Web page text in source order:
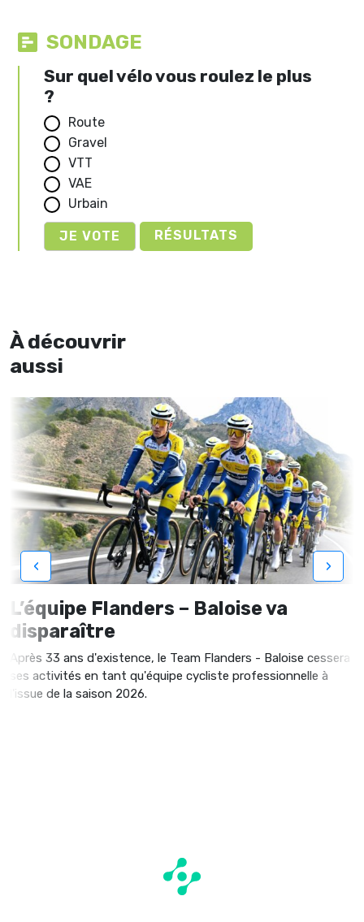
SONDAGE
Sur quel vélo vous roulez le plus
?
Route
Gravel
VTT
VAE
Urbain
RÉSULTATS
À découvrir
aussi
L’équipe Flanders – Baloise va
disparaître
Après 33 ans d'existence, le Team Flanders - Baloise cessera
ses activités en tant qu'équipe cycliste professionnelle à
l'issue de la saison 2026.
‹ ›